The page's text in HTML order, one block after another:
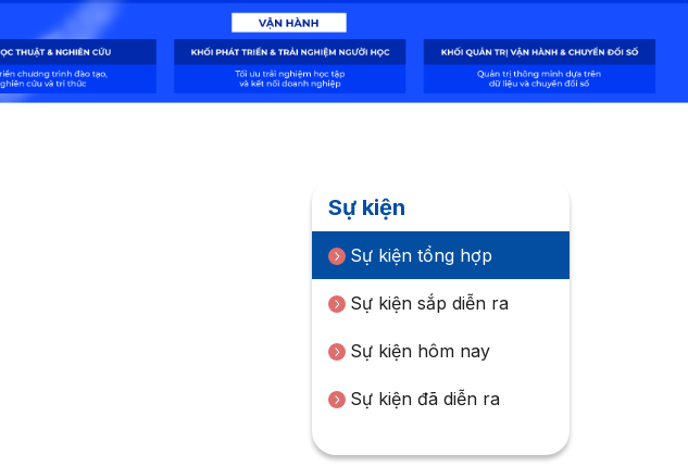
Sự kiện
Sự kiện tổng hợp
Sự kiện sắp diễn ra
Sự kiện hôm nay
Sự kiện đã diễn ra